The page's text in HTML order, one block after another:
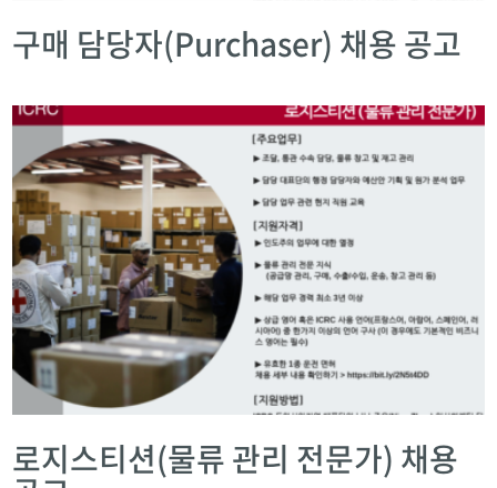
구매 담당자(Purchaser) 채용 공고
로지스티션(물류 관리 전문가) 채용